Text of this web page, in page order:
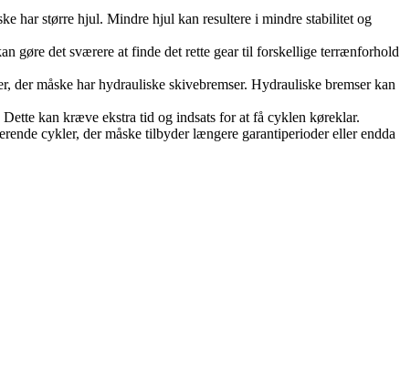
har større hjul. Mindre hjul kan resultere i mindre stabilitet og
gøre det sværere at finde det rette gear til forskellige terrænforhold
der måske har hydrauliske skivebremser. Hydrauliske bremser kan
kan kræve ekstra tid og indsats for at få cyklen køreklar.
cykler, der måske tilbyder længere garantiperioder eller endda